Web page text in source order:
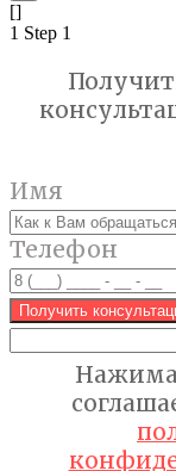
[]
1 Step 1
Имя
Телефон
Получить